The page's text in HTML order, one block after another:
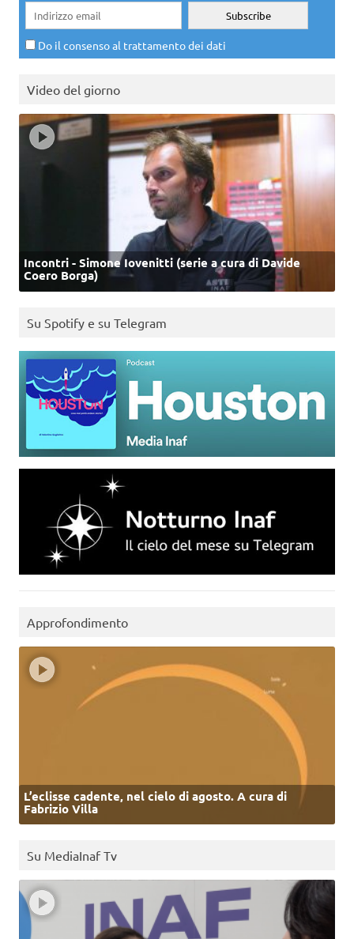
Do il consenso al trattamento dei dati
Video del giorno
Incontri - Simone Iovenitti (serie a cura di Davide
Coero Borga)
Su Spotify e su Telegram
Approfondimento
L’eclisse cadente, nel cielo di agosto. A cura di
Fabrizio Villa
Su MediaInaf Tv